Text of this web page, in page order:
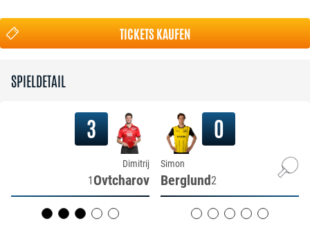
TICKETS KAUFEN
SPIELDETAIL
3
Dimitrij
1 Ovtcharov
0
Simon
Berglund2